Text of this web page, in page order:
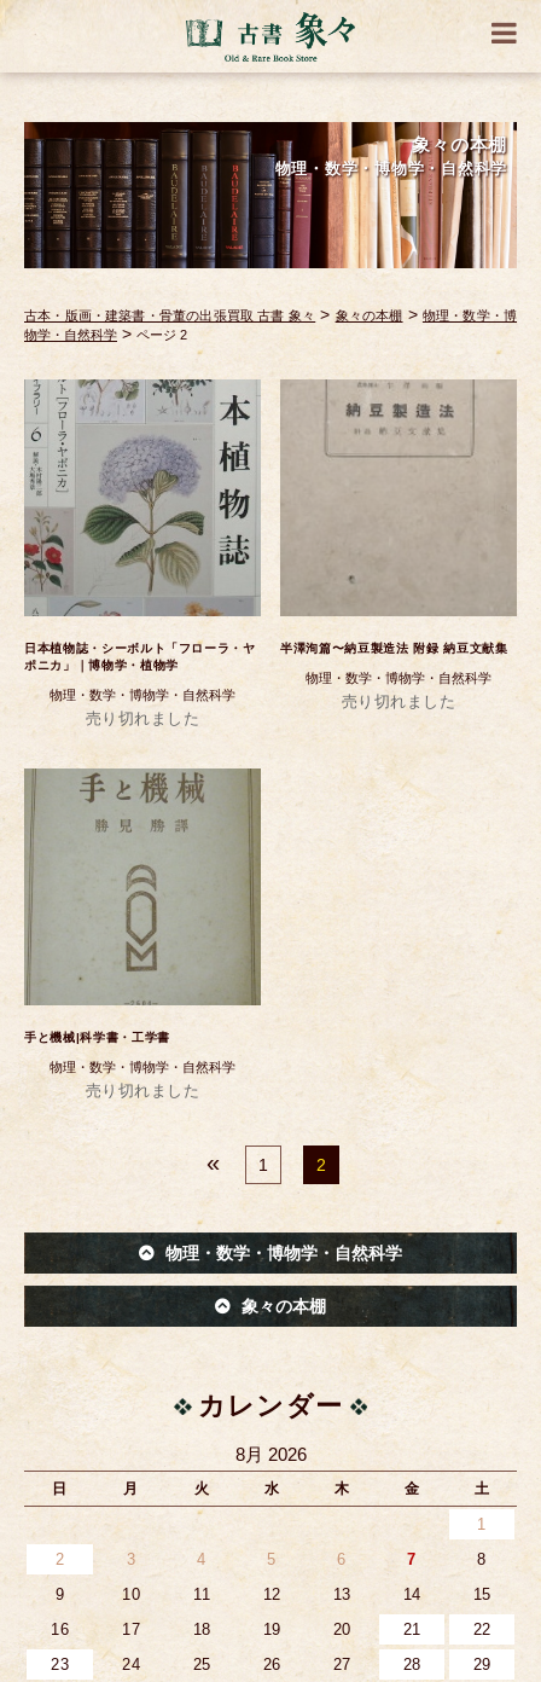
象々の本棚
物理・数学・博物学・自然科学
古本・版画・建築書・骨董の出張買取 古書 象々 > 象々の本棚 > 物理・数学・博
物学・自然科学 > ページ 2
日本植物誌・シーボルト「フローラ・ヤ
ポニカ」｜博物学・植物学
物理・数学・博物学・自然科学
売り切れました
半澤洵篇〜納豆製造法 附録 納豆文献集
物理・数学・博物学・自然科学
売り切れました
手と機械|科学書・工学書
物理・数学・博物学・自然科学
売り切れました
« 1 2
物理・数学・博物学・自然科学
象々の本棚
カレンダー
8月 2026
日 月 火 水 木 金 土
1
2
3 4 5 6 7
8
9
10 11 12 13 14
15
16
17 18 19 20 21
22
23
24 25 26 27 28
29